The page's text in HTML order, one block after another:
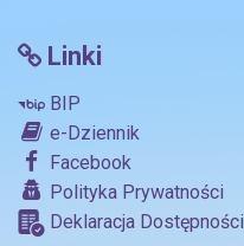
Linki
BIP
e-Dziennik
Facebook
Polityka Prywatności
Deklaracja Dostępności